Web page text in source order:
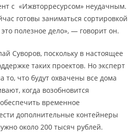
с «Ижвторресурсом» неудачным.
готовы заниматься сортировкой
полезное дело», — говорит он.
Суворов, поскольку в настоящее
таких проектов. Но эксперт
то, что будут охвачены все дома
когда возобновится
временное
дополнительные контейнеры
около 200 тысяч рублей.